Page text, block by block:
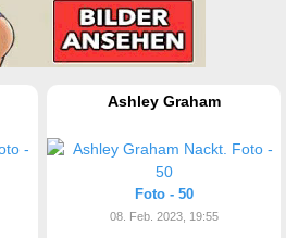
Ashley Graham
Foto - 50
08. Feb. 2023, 19:55